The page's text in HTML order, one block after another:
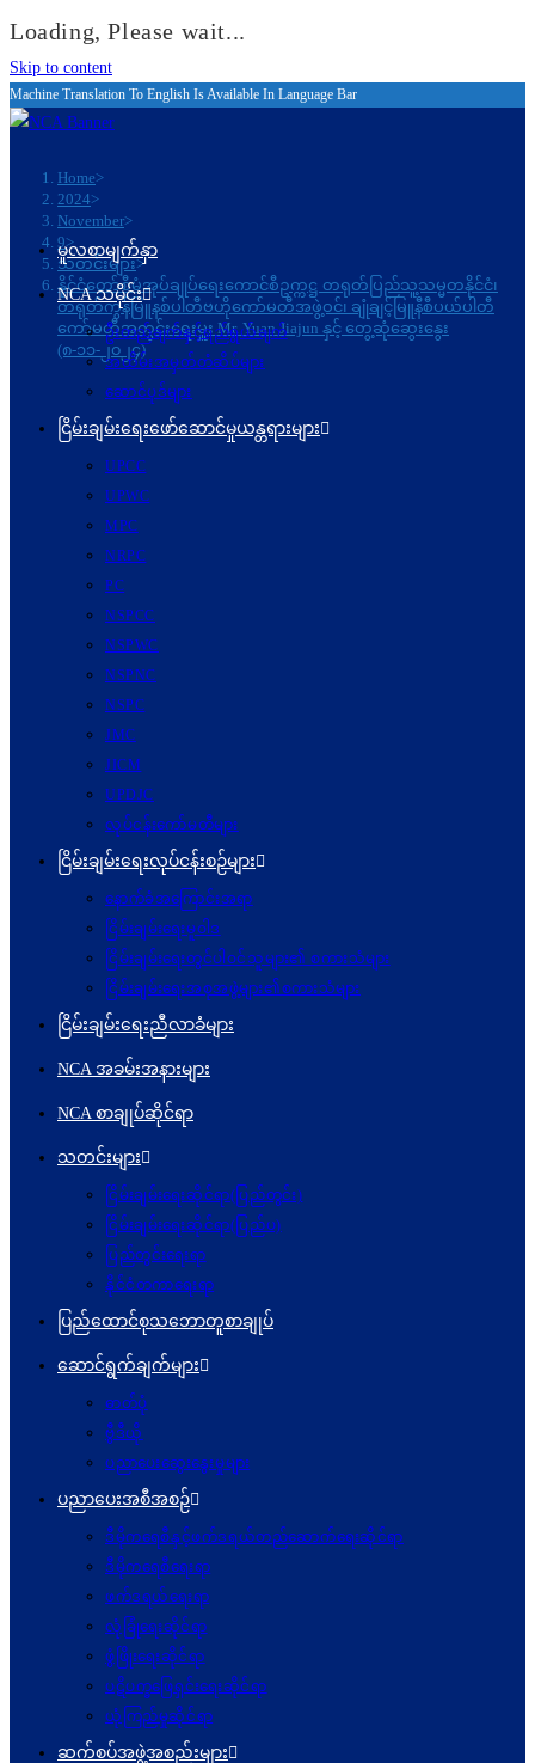
Loading, Please wait...
Skip to content
Machine Translation To English Is Available In Language Bar
Home>
2024>
November>
9>
သတင်းများ>
နိုင်ငံတော်စီမံအုပ်ချုပ်ရေးကောင်စီဥက္ကဋ္ဌ တရုတ်ပြည်သူ့သမ္မတနိုင်ငံ၊
တရုတ်ကွန်မြူနစ်ပါတီဗဟိုကော်မတီအဖွဲ့ဝင်၊ ချုံချင့်မြူနီစီပယ်ပါတီ
ကော်မတီအတွင်းရေးမှူး Mr. Yuan Jiajun နှင့် တွေ့ဆုံဆွေးနွေး
(၈-၁၁-၂၀၂၄)
မူလစာမျက်နှာ
NCA သမိုင်း
ဦးတည်ချက်နှင့်ရည်ရွယ်ချက်
အထိမ်းအမှတ်တံဆိပ်များ
ဆောင်ပုဒ်များ
ငြိမ်းချမ်းရေးဖော်‌ဆောင်မှုယန္တရားများ
UPCC
UPWC
MPC
NRPC
PC
NSPCC
NSPWC
NSPNC
NSPC
JMC
JICM
UPDJC
လုပ်ငန်းကော်မတီများ
ငြိမ်းချမ်းရေးလုပ်ငန်းစဉ်များ
နောက်ခံအကြောင်းအရာ
ငြိမ်းချမ်းရေးမူဝါဒ
ငြိမ်းချမ်းရေးတွင်ပါဝင်သူများ၏ စကားသံများ
ငြိမ်းချမ်းရေးအစုအဖွဲ့များ၏စကားသံများ
ငြိမ်းချမ်းရေးညီလာခံများ
NCA အခမ်းအနားများ
NCA စာချုပ်ဆိုင်ရာ
သတင်းများ
ငြိမ်းချမ်းရေးဆိုင်ရာ(ပြည်တွင်း)
ငြိမ်းချမ်းရေးဆိုင်ရာ(ပြည်ပ)
ပြည်တွင်းရေးရာ
နိုင်ငံတကာရေးရာ
ပြည်ထောင်စုသဘောတူစာချုပ်
ဆောင်ရွက်ချက်များ
ဓာတ်ပုံ
ဗွီဒီယို
ပညာပေးဆွေးနွေးမှုများ
ပညာပေးအစီအစဉ်
ဒီမိုကရေစီနှင့်ဖက်ဒရယ်တည်ဆောက်ရေးဆိုင်ရာ
ဒီမိုကရေစီရေးရာ
ဖက်ဒရယ်ရေးရာ
လုံခြုံရေးဆိုင်ရာ
ဖွံဖြိုးရေးဆိုင်ရာ
ပဋိပက္ခ‌ဖြေရှင်းရေးဆိုင်ရာ
ယုံကြည်မှုဆိုင်ရာ
ဆက်စပ်အဖွဲ့အစည်းများ